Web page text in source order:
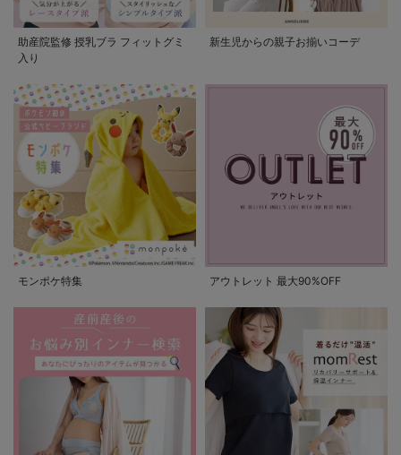
助産院監修 授乳ブラ フィットグミ
入り
新生児からの親子お揃いコーデ
モンポケ特集 アウトレット 最大90%OFF